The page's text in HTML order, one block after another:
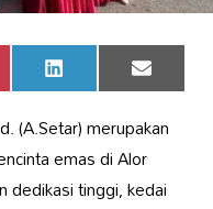
Share
on
LinkedIn Share
on
Email
(A.Setar) merupakan
emas di Alor
dedikasi tinggi, kedai